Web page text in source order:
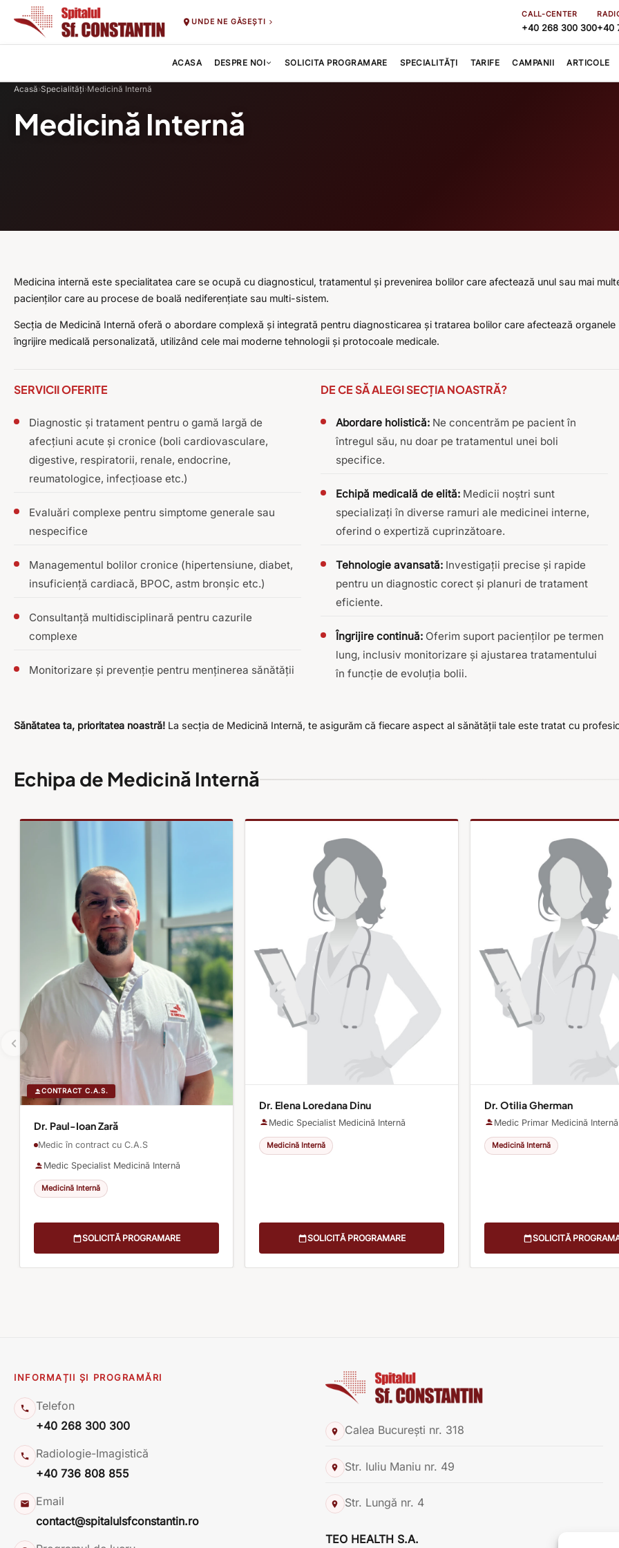
UNDE NE GĂSEȘTI
CALL-CENTER
+40 268 300 300+40
ACASA DESPRE NOI SOLICITA PROGRAMARE SPECIALITĂȚI TARIFE CAMPANII ARTICOLE
Acasă›Specialități›Medicină Internă
Medicină Internă
Medicina internă este specialitatea care se ocupă cu diagnosticul, tratamentul și prevenirea bolilor care afectează unul sau mai
pacienților care au procese de boală nediferențiate sau multi-sistem.
Secția de Medicină Internă oferă o abordare complexă și integrată pentru diagnosticarea și tratarea bolilor care afectează
îngrijire medicală personalizată, utilizând cele mai moderne tehnologii și protocoale medicale.
SERVICII OFERITE
Diagnostic și tratament pentru o gamă largă de
afecțiuni acute și cronice (boli cardiovasculare,
digestive, respiratorii, renale, endocrine,
reumatologice, infecțioase etc.)
Evaluări complexe pentru simptome generale sau
nespecifice
Managementul bolilor cronice (hipertensiune, diabet,
insuficiență cardiacă, BPOC, astm bronșic etc.)
Consultanță multidisciplinară pentru cazurile
complexe
Monitorizare și prevenție pentru menținerea sănătății
DE CE SĂ ALEGI SECȚIA NOASTRĂ?
Abordare holistică: Ne concentrăm pe pacient în
întregul său, nu doar pe tratamentul unei boli
specifice.
Echipă medicală de elită: Medicii noștri sunt
specializați în diverse ramuri ale medicinei interne,
oferind o expertiză cuprinzătoare.
Tehnologie avansată: Investigații precise și rapide
pentru un diagnostic corect și planuri de tratament
eficiente.
Îngrijire continuă: Oferim suport pacienților pe termen
lung, inclusiv monitorizare și ajustarea tratamentului
în funcție de evoluția bolii.
Sănătatea ta, prioritatea noastră! La secția de Medicină Internă, te asigurăm că fiecare aspect al sănătății tale este tratat cu
Echipa de Medicină Internă
CONTRACT C.A.S.
Dr. Paul-Ioan Zară
Medic în contract cu C.A.S
Medic Specialist Medicină Internă
Medicină Internă
SOLICITĂ PROGRAMARE
Dr. Elena Loredana Dinu
Medic Specialist Medicină Internă
Medicină Internă
SOLICITĂ PROGRAMARE
Dr. Otilia Gherman
Medic Primar Medicină Internă
Medicină Internă
SOLICITĂ
INFORMAȚII ȘI PROGRAMĂRI
Telefon
+40 268 300 300
Radiologie-Imagistică
+40 736 808 855
Email
contact@spitalulsfconstantin.ro
Calea București nr. 318
Str. Iuliu Maniu nr. 49
Str. Lungă nr. 4
TEO HEALTH S.A.